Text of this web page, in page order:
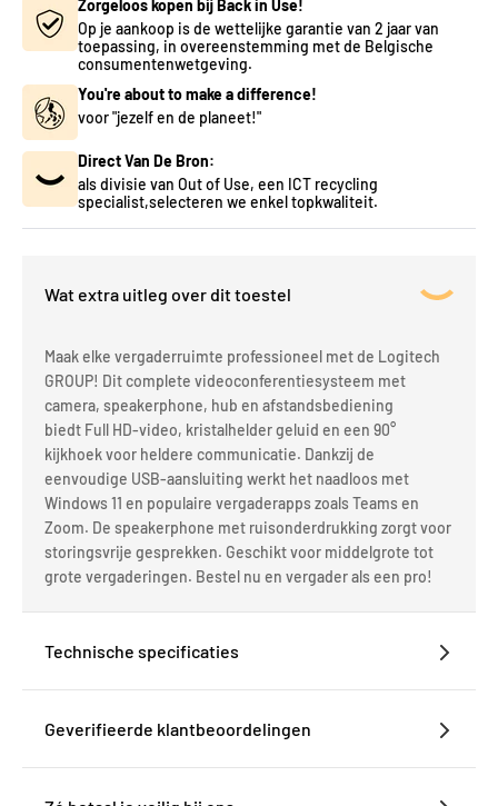
Zorgeloos kopen bij Back in Use!
Op je aankoop is de wettelijke garantie van 2 jaar van
toepassing, in overeenstemming met de Belgische
consumentenwetgeving.
You're about to make a difference!
voor "jezelf en de planeet!"
Direct Van De Bron:
als divisie van Out of Use, een ICT recycling
specialist,selecteren we enkel topkwaliteit.
Wat extra uitleg over dit toestel
Maak elke vergaderruimte professioneel met de Logitech
GROUP! Dit complete videoconferentiesysteem met
camera, speakerphone, hub en afstandsbediening
biedt Full HD-video, kristalhelder geluid en een 90°
kijkhoek voor heldere communicatie. Dankzij de
eenvoudige USB-aansluiting werkt het naadloos met
Windows 11 en populaire vergaderapps zoals Teams en
Zoom. De speakerphone met ruisonderdrukking zorgt voor
storingsvrije gesprekken. Geschikt voor middelgrote tot
grote vergaderingen. Bestel nu en vergader als een pro!
Technische specificaties
Geverifieerde klantbeoordelingen